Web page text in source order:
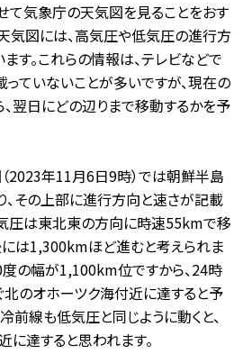
て気象庁の天気図を見ることをおす
気図には、高気圧や低気圧の進行方
す。これらの情報は、テレビなどで
ていないことが多いですが、現在の
翌日にどの辺りまで移動するかを予
2023年11月6日9時）では朝鮮半島
その上部に進行方向と速さが記載
圧は東北東の方向に時速55kmで移
は1,300kmほど進むと考えられま
の幅が1,100km位ですから、24時
のオホーツク海付近に達すると予
前線も低気圧と同じように動くと、
達すると思われます。